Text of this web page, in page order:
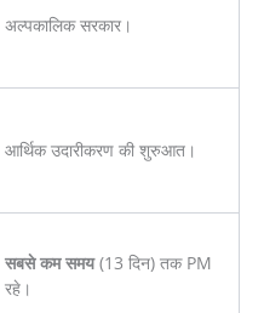
अल्पकालिक सरकार।
आर्थिक उदारीकरण की शुरुआत।
सबसे कम समय(13 दिन) तक PM
रहे।